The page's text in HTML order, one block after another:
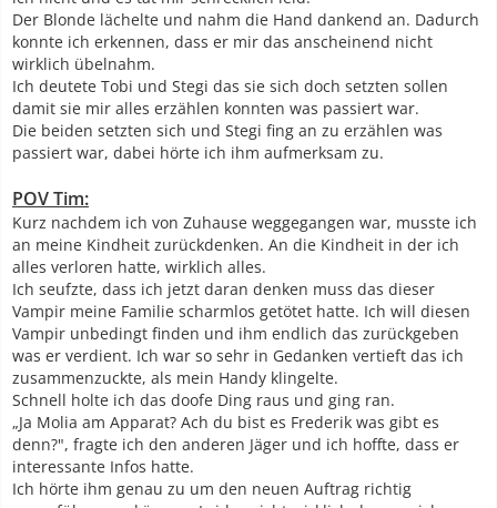
Der Blonde lächelte und nahm die Hand dankend an. Dadurch
konnte ich erkennen, dass er mir das anscheinend nicht
wirklich übelnahm.
Ich deutete Tobi und Stegi das sie sich doch setzten sollen
damit sie mir alles erzählen konnten was passiert war.
Die beiden setzten sich und Stegi fing an zu erzählen was
passiert war, dabei hörte ich ihm aufmerksam zu.
POV Tim:
Kurz nachdem ich von Zuhause weggegangen war, musste ich
an meine Kindheit zurückdenken. An die Kindheit in der ich
alles verloren hatte, wirklich alles.
Ich seufzte, dass ich jetzt daran denken muss das dieser
Vampir meine Familie scharmlos getötet hatte. Ich will diesen
Vampir unbedingt finden und ihm endlich das zurückgeben
was er verdient. Ich war so sehr in Gedanken vertieft das ich
zusammenzuckte, als mein Handy klingelte.
Schnell holte ich das doofe Ding raus und ging ran.
„Ja Molia am Apparat? Ach du bist es Frederik was gibt es
denn?", fragte ich den anderen Jäger und ich hoffte, dass er
interessante Infos hatte.
Ich hörte ihm genau zu um den neuen Auftrag richtig